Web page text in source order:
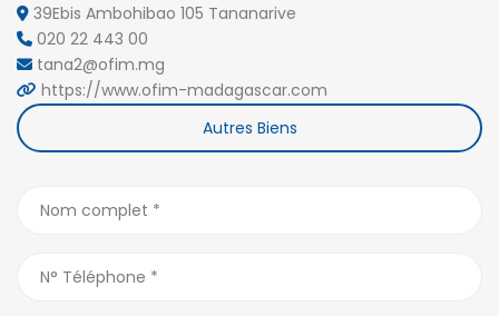
39Ebis Ambohibao 105 Tananarive
020 22 443 00
tana2@ofim.mg
https://www.ofim-madagascar.com
Autres Biens